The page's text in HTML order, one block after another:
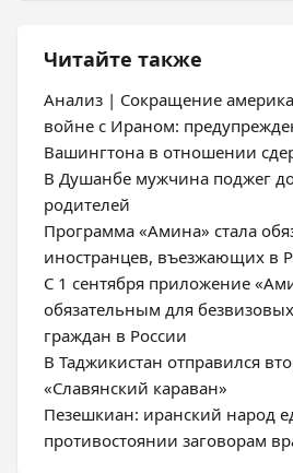
Читайте также
Анализ | Сокращение
войне с Ираном:
Вашингтона в отношении
В Душанбе мужчина поджег
родителей
Программа «Амина» стала
иностранцев, въезжающих в
С 1 сентября приложение
обязательным для
граждан в России
В Таджикистан отправился
«Славянский караван»
Пезешкиан: иранский народ
противостоянии заговорам